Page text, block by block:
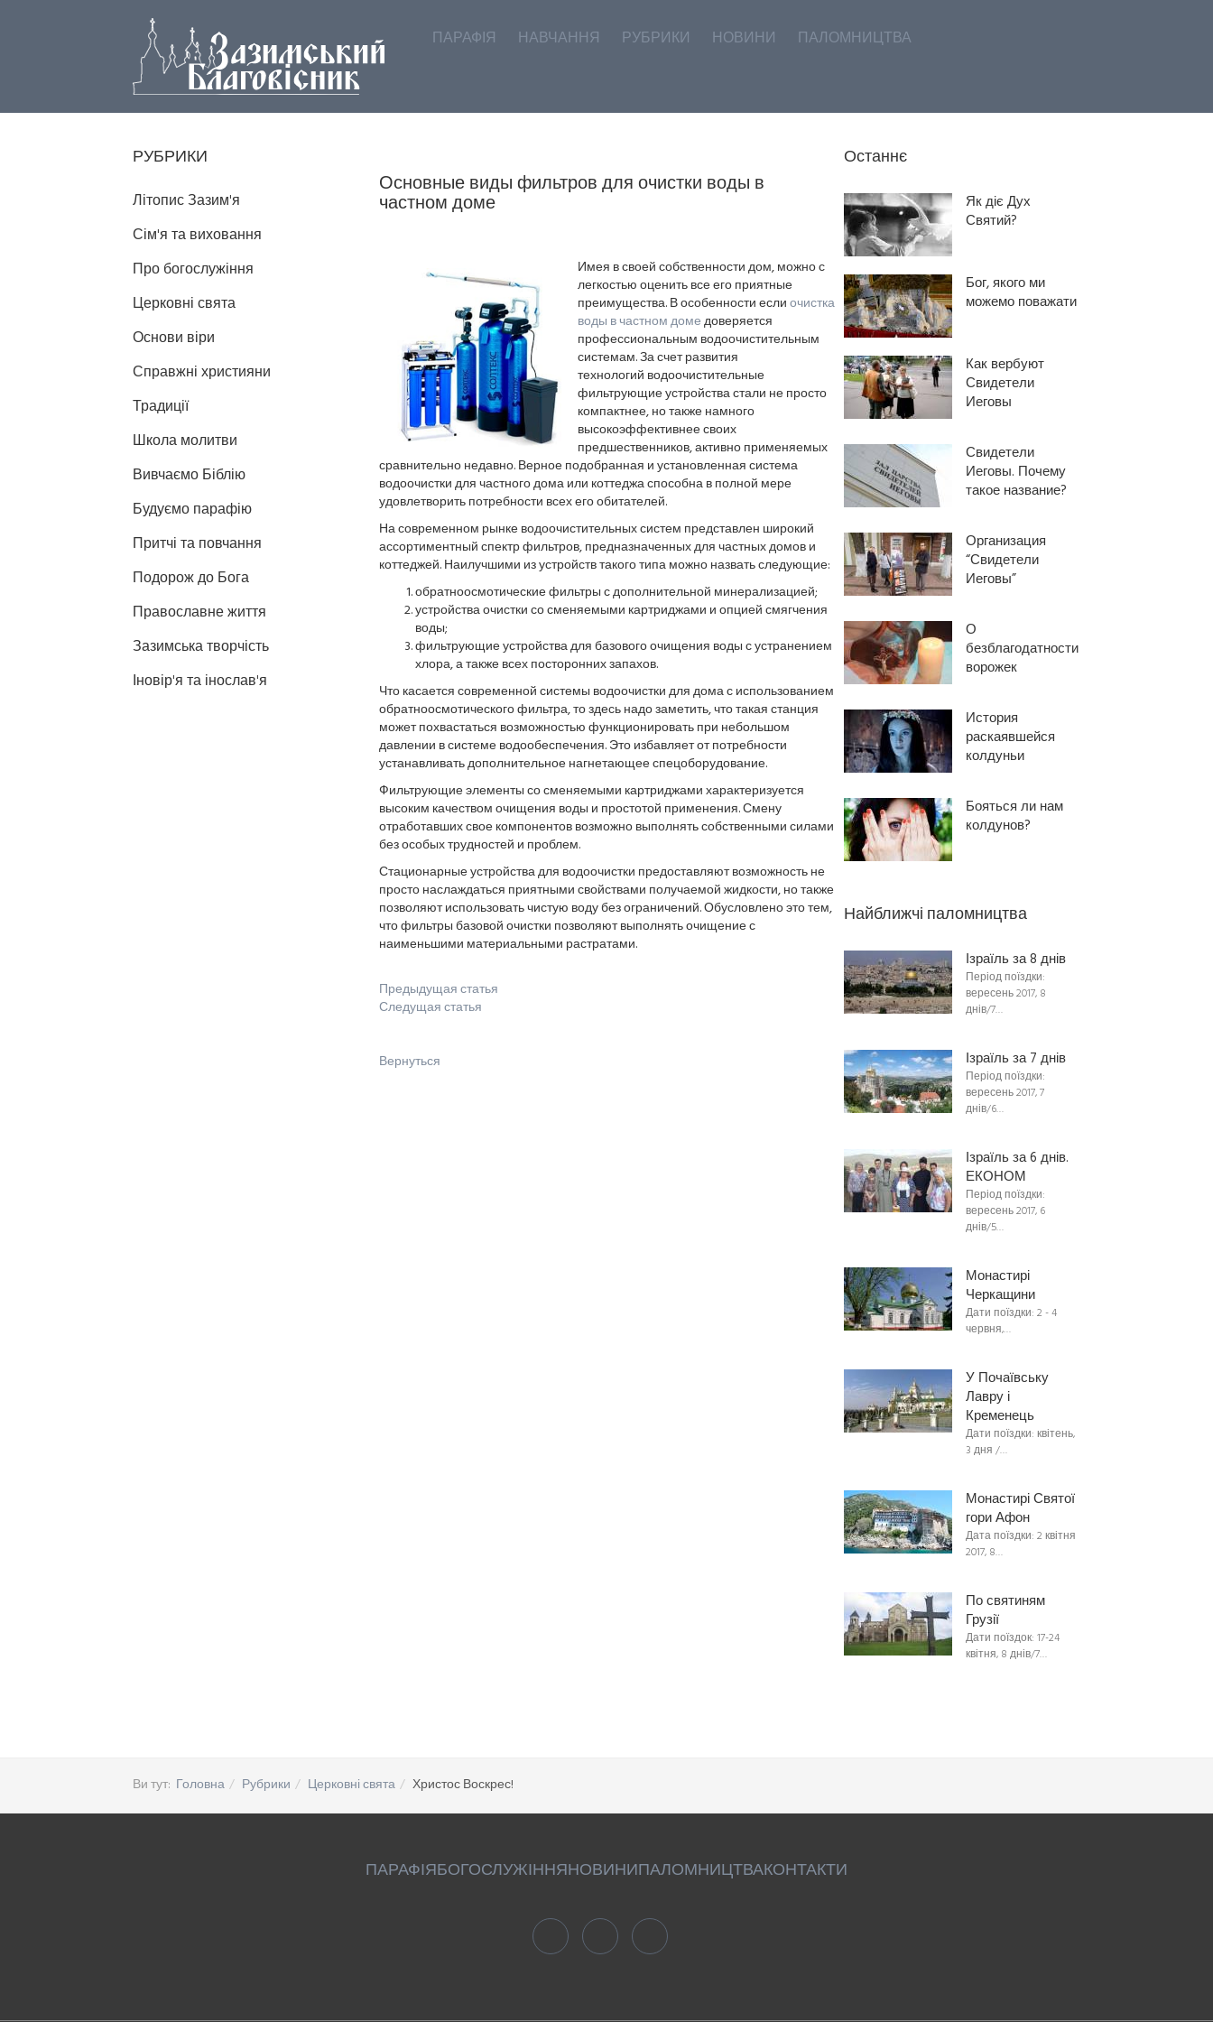
ПАРАФІЯ НАВЧАННЯ РУБРИКИ НОВИНИ ПАЛОМНИЦТВА
Основные виды фильтров для очистки воды в
частном доме
Имея в своей собственности дом, можно с
легкостью оценить все его приятные
преимущества. В особенности еслиочистка
воды в частном домедоверяется
профессиональным водоочистительным
системам. За счет развития
технологий водоочистительные
фильтрующие устройства стали не просто
компактнее, но также намного
высокоэффективнее своих
предшественников, активно применяемых
сравнительно недавно. Верное подобранная и установленная система
водоочистки для частного дома или коттеджа способна в полной мере
удовлетворить потребности всех его обитателей.
На современном рынке водоочистительных систем представлен широкий
ассортиментный спектр фильтров, предназначенных для частных домов и
коттеджей. Наилучшими из устройств такого типа можно назвать следующие:
обратноосмотические фильтры с дополнительной минерализацией;
устройства очистки со сменяемыми картриджами и опцией смягчения
воды;
фильтрующие устройства для базового очищения воды с устранением
хлора, а также всех посторонних запахов.
Что касается современной системы водоочистки для дома с использованием
обратноосмотического фильтра, то здесь надо заметить, что такая станция
может похвастаться возможностью функционировать при небольшом
давлении в системе водообеспечения. Это избавляет от потребности
устанавливать дополнительное нагнетающее спецоборудование.
Фильтрующие элементы со сменяемыми картриджами характеризуется
высоким качеством очищения воды и простотой применения. Смену
отработавших свое компонентов возможно выполнять собственными силами
без особых трудностей и проблем.
Стационарные устройства для водоочистки предоставляют возможность не
просто наслаждаться приятными свойствами получаемой жидкости, но также
позволяют использовать чистую воду без ограничений. Обусловлено это тем,
что фильтры базовой очистки позволяют выполнять очищение с
наименьшими материальными растратами.
Предыдущая статья
Следущая статья
Вернуться
РУБРИКИ
Літопис Зазим'я
Сім'я та виховання
Про богослужіння
Церковні свята
Основи віри
Справжні християни
Традиції
Школа молитви
Вивчаємо Біблію
Будуємо парафію
Притчі та повчання
Подорож до Бога
Православне життя
Зазимська творчість
Іновір'я та інослав'я
Останнє
Як діє Дух
Святий?
Бог, якого ми
можемо поважати
Как вербуют
Свидетели
Иеговы
Свидетели
Иеговы. Почему
такое название?
Организация
“Свидетели
Иеговы”
О
безблагодатности
ворожек
История
раскаявшейся
колдуньи
Бояться ли нам
колдунов?
Найближчі паломництва
Ізраїль за 8 днів
Період поїздки:
вересень 2017, 8
днів/7…
Ізраїль за 7 днів
Період поїздки:
вересень 2017, 7
днів/6…
Ізраїль за 6 днів.
ЕКОНОМ
Період поїздки:
вересень 2017, 6
днів/5…
Монастирі
Черкащини
Дати поїздки: 2 - 4
червня,…
У Почаївську
Лавру і
Кременець
Дати поїздки: квітень,
3 дня /…
Монастирі Святої
гори Афон
Дата поїздки: 2 квітня
2017, 8…
По святиням
Грузії
Дати поїздок: 17-24
квітня, 8 днів/7…
Ви тут: Головна Рубрики Церковні свята Христос Воскрес!
ПАРАФІЯБОГОСЛУЖІННЯНОВИНИПАЛОМНИЦТВАКОНТАКТИ